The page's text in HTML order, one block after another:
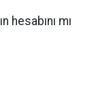
hesabını mı